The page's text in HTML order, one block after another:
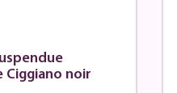
Ciggiano noir